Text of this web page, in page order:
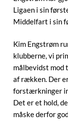
Ligaen i sin
Middelfart i sin
Kim Engstrøm
klubberne, vi
målbevidst mod
af rækken. Der
forstærkninger
Det er et hold,
måske derfor